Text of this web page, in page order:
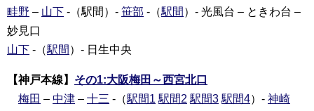
畦野 – 山下 -（駅間）- 笹部 -（駅間 ）- 光風台 – ときわ台 –
妙見口
山下 -（駅間 ）- 日生中央
【神戸本線】 その1:大阪梅田～西宮北口
梅田 – 中津 – 十三 -（駅間1 駅間2 駅間3 駅間4）- 神崎